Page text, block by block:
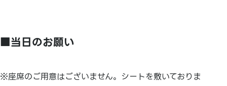
■当日のお願い
※座席のご用意はございません。シートを敷いておりま